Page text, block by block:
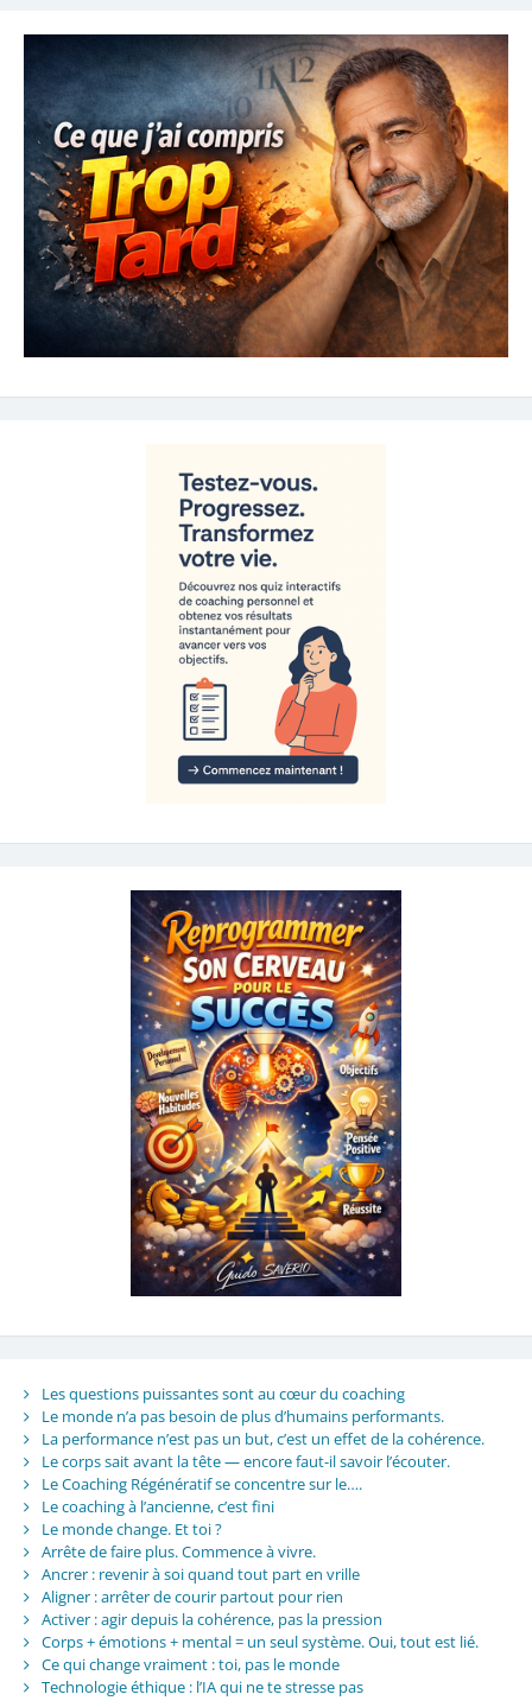
Les questions puissantes sont au cœur du coaching
Le monde n’a pas besoin de plus d’humains performants.
La performance n’est pas un but, c’est un effet de la cohérence.
Le corps sait avant la tête — encore faut-il savoir l’écouter.
Le Coaching Régénératif se concentre sur le….
Le coaching à l’ancienne, c’est fini
Le monde change. Et toi ?
Arrête de faire plus. Commence à vivre.
Ancrer : revenir à soi quand tout part en vrille
Aligner : arrêter de courir partout pour rien
Activer : agir depuis la cohérence, pas la pression
Corps + émotions + mental = un seul système. Oui, tout est lié.
Ce qui change vraiment : toi, pas le monde
Technologie éthique : l’IA qui ne te stresse pas